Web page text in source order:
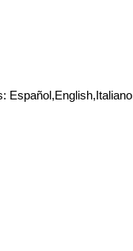
Español,English,Italiano